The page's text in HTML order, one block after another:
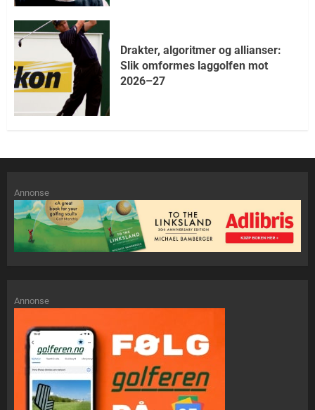
Drakter, algoritmer og allianser:
Slik omformes laggolfen mot
2026–27
Annonse
Annonse